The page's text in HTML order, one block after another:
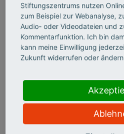
AUSSERSCHULISCHES LERNEN
nicht nur
vermitteln,
Stiftungszentrums nutzen
zum Beispiel zur Webanalyse,
Audio- oder Videodateien und
Kommentarfunktion. Ich bin
kann meine Einwilligung
Zukunft widerrufen oder